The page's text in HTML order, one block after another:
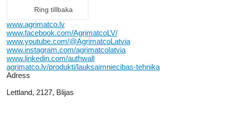
Ring tillbaka
www.agrimatco.lv
www.facebook.com/AgrimatcoLV/
www.youtube.com/@AgrimatcoLatvia
www.instagram.com/agrimatcolatvia
www.linkedin.com/authwall
agrimatco.lv/produkti/lauksaimniecibas-tehnika
Adress
Lettland, 2127, Blijas